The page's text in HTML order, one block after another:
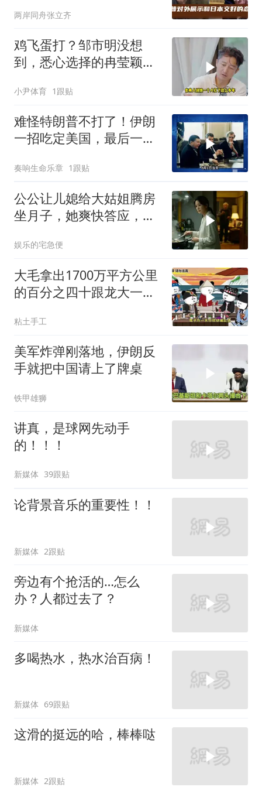
两岸同舟张立齐
鸡飞蛋打？邹市明没想
到，悉心选择的冉莹颖，
小尹体育 1跟贴
难怪特朗普不打了！伊朗
一招吃定美国，最后一
奏响生命乐章 1跟贴
公公让儿媳给大姑姐腾房
坐月子，她爽快答应，出
娱乐的宅急便
大毛拿出1700万平方公里
的百分之四十跟龙大一起
粘土手工
美军炸弹刚落地，伊朗反
手就把中国请上了牌桌
铁甲雄狮
讲真，是球网先动手
的！！！
新媒体 39跟贴
论背景音乐的重要性！！
新媒体 2跟贴
旁边有个抢活的…怎么
办？人都过去了？
新媒体
多喝热水，热水治百病！
新媒体 69跟贴
这滑的挺远的哈，棒棒哒
新媒体 2跟贴